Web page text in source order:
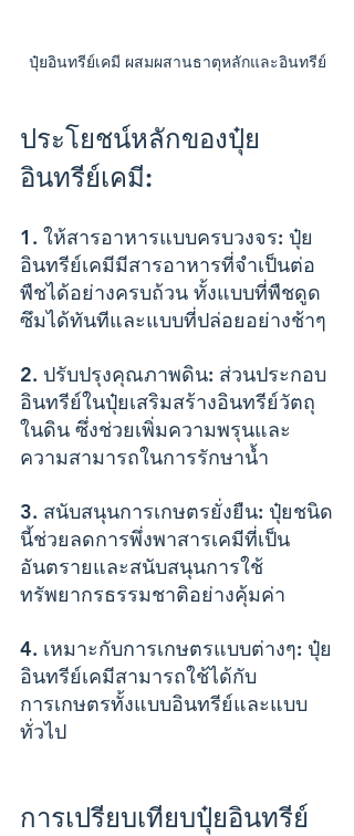
ปุ๋ยอินทรีย์เคมี ผสมผสานธาตุหลักและอินทรีย์
ประโยชน์หลักของปุ๋ย
อินทรีย์เคมี:
1. ให้สารอาหารแบบครบวงจร: ปุ๋ย
อินทรีย์เคมีมีสารอาหารที่จำเป็นต่อ
พืชได้อย่างครบถ้วน ทั้งแบบที่พืชดูด
ซึมได้ทันทีและแบบที่ปล่อยอย่างช้าๆ
2. ปรับปรุงคุณภาพดิน: ส่วนประกอบ
อินทรีย์ในปุ๋ยเสริมสร้างอินทรีย์วัตถุ
ในดิน ซึ่งช่วยเพิ่มความพรุนและ
ความสามารถในการรักษาน้ำ
3. สนับสนุนการเกษตรยั่งยืน: ปุ๋ยชนิด
นี้ช่วยลดการพึ่งพาสารเคมีที่เป็น
อันตรายและสนับสนุนการใช้
ทรัพยากรธรรมชาติอย่างคุ้มค่า
4. เหมาะกับการเกษตรแบบต่างๆ: ปุ๋ย
อินทรีย์เคมีสามารถใช้ได้กับ
การเกษตรทั้งแบบอินทรีย์และแบบ
ทั่วไป
การเปรียบเทียบปุ๋ยอินทรีย์